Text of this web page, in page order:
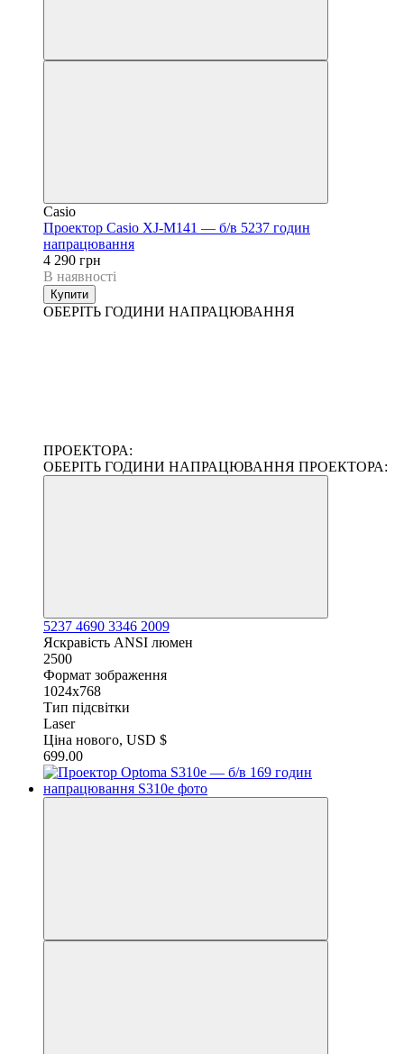
Casio
Проектор Casio XJ-M141 — б/в 5237 годин
напрацювання
4 290 грн
В наявності
Купити
ОБЕРІТЬ ГОДИНИ НАПРАЦЮВАННЯ
ПРОЕКТОРА:
ОБЕРІТЬ ГОДИНИ НАПРАЦЮВАННЯ ПРОЕКТОРА:
5237 4690 3346 2009
Яскравість ANSI люмен
2500
Формат зображення
1024x768
Тип підсвітки
Laser
Ціна нового, USD $
699.00